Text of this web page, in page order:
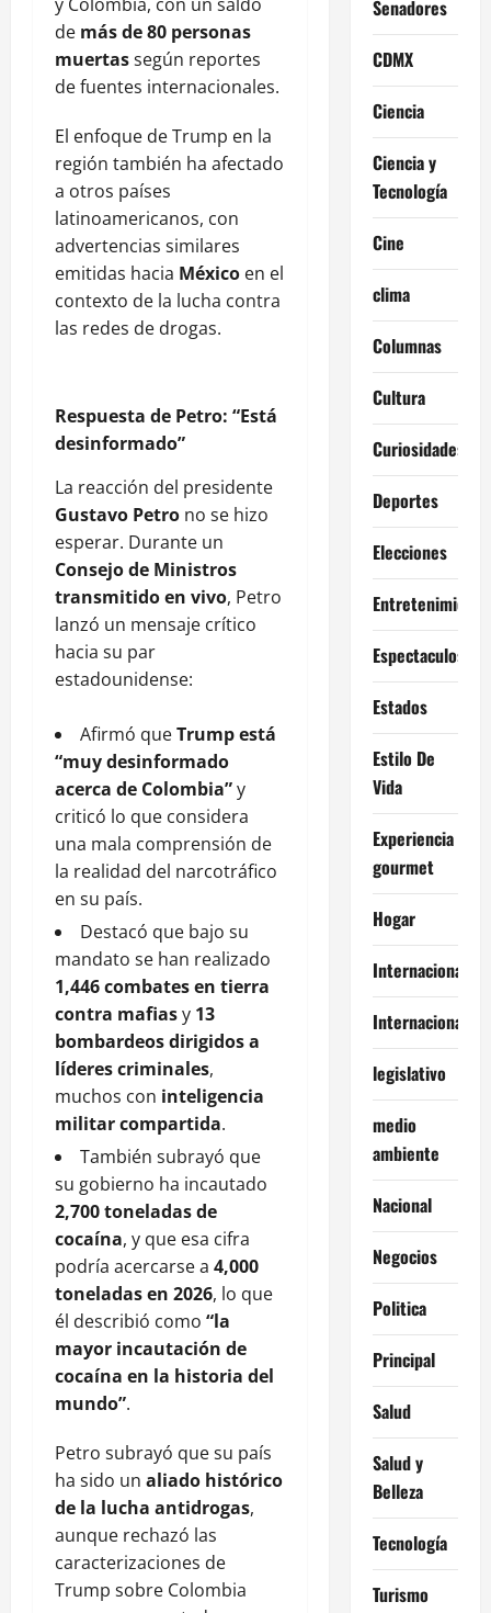
de más de 80 personas
muertassegún reportes
de fuentes internacionales.
El enfoque de Trump en la
región también ha afectado
a otros países
latinoamericanos, con
advertencias similares
emitidas hacia México en el
contexto de la lucha contra
las redes de drogas.
Respuesta de Petro: “Está
desinformado”
La reacción del presidente
Gustavo Petro no se hizo
esperar. Durante un
Consejo de Ministros
transmitido en vivo, Petro
lanzó un mensaje crítico
hacia su par
estadounidense:
Afirmó queTrump está
“muy desinformado
acerca de Colombia”y
criticó lo que considera
una mala comprensión de
la realidad del narcotráfico
en su país.
Destacó que bajo su
mandato se han realizado
1,446 combates en tierra
contra mafiasy 13
bombardeos dirigidos a
líderes criminales,
muchos con inteligencia
militar compartida.
También subrayó que
su gobierno ha incautado
2,700 toneladas de
cocaína, y que esa cifra
podría acercarse a 4,000
toneladas en 2026, lo que
él describió como “la
mayor incautación de
cocaína en la historia del
mundo”.
Petro subrayó que su país
ha sido un aliado histórico
de la lucha antidrogas,
aunque rechazó las
caracterizaciones de
Trump sobre Colombia
Senadores
CDMX
Ciencia
Ciencia y
Tecnología
Cine
clima
Columnas
Cultura
Curiosidades
Deportes
Elecciones
Entretenimiento
Espectaculos
Estados
Estilo De
Vida
Experiencia
gourmet
Hogar
Internacional
Internacionales
legislativo
medio
ambiente
Nacional
Negocios
Politica
Principal
Salud
Salud y
Belleza
Tecnología
Turismo